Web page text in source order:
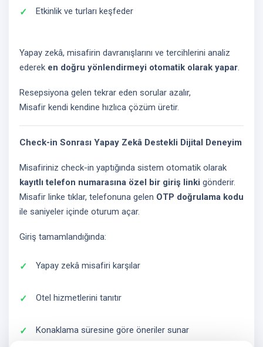
Etkinlik ve turları keşfeder
Yapay zekâ, misafirin davranışlarını ve tercihlerini analiz
ederek en doğru yönlendirmeyi otomatik olarak yapar.
Resepsiyona gelen tekrar eden sorular azalır,
Misafir kendi kendine hızlıca çözüm üretir.
Check-in Sonrası Yapay Zekâ Destekli Dijital Deneyim
Misafiriniz check-in yaptığında sistem otomatik olarak
kayıtlı telefon numarasına özel bir giriş linki gönderir.
Misafir linke tıklar, telefonuna gelen OTP doğrulama kodu
ile saniyeler içinde oturum açar.
Giriş tamamlandığında:
Yapay zekâ misafiri karşılar
Otel hizmetlerini tanıtır
Konaklama süresine göre öneriler sunar